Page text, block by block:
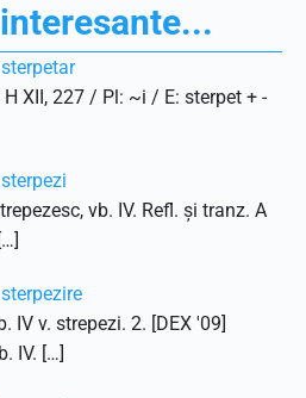
XII, 227 / Pl: ~i / E: sterpet + -
vb. IV. Refl. și tranz. A
IV v. strepezi. 2. [DEX '09]
IV. […]